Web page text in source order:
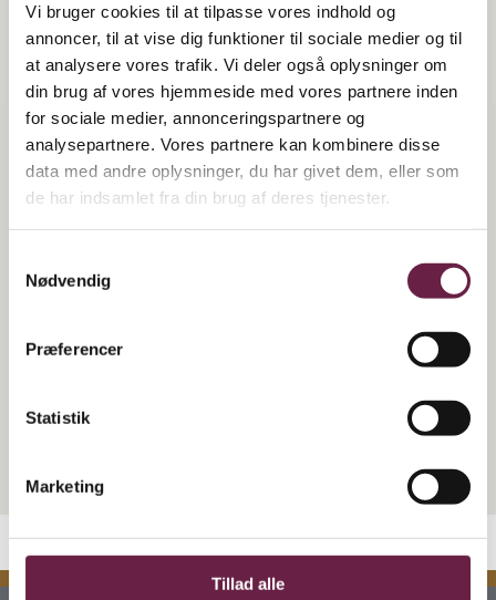
Vi bruger cookies til at tilpasse vores indhold og
annoncer, til at vise dig funktioner til sociale medier og til
at analysere vores trafik. Vi deler også oplysninger om
din brug af vores hjemmeside med vores partnere inden
for sociale medier, annonceringspartnere og
analysepartnere. Vores partnere kan kombinere disse
data med andre oplysninger, du har givet dem, eller som
de har indsamlet fra din brug af deres tjenester.
Nødvendig
Præferencer
Statistik
Marketing
Tillad alle
Ninja Foodi Blender & Soup Maker antal
Beskrivelse
Ninja Foodi Blender & Soup Maker giver dig muligheden for at
omdanne friske ingredienser til lækre opvarmede supper på
ingen tid. Produktet er en 2-i-1 og kan både lave kolde og varme
retter. Produktet har 10 auto-iQ programmer som gør det nemt at
bruge den. Derudover har den 6 manuelle indstillinger. Kanden
Yderligere information